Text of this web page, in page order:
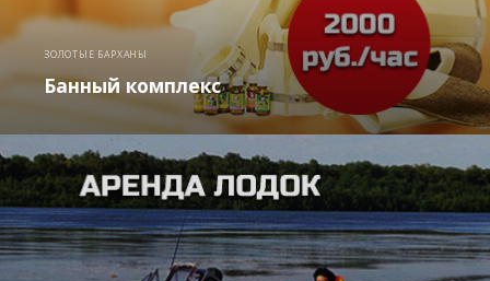
ЗОЛОТЫЕ БАРХАНЫ
Банный комплекс